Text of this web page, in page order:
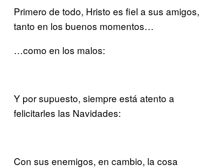
Primero de todo, Hristo es fiel a sus amigos,
tanto en los buenos momentos…
…como en los malos:
Y por supuesto, siempre está atento a
felicitarles las Navidades:
Con sus enemigos, en cambio, la cosa